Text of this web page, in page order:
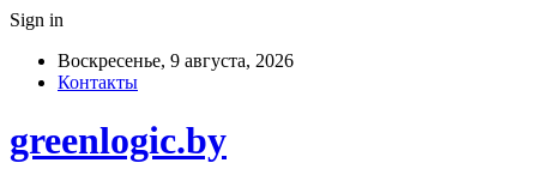
Sign in
Воскресенье, 9 августа, 2026
Контакты
greenlogic.by